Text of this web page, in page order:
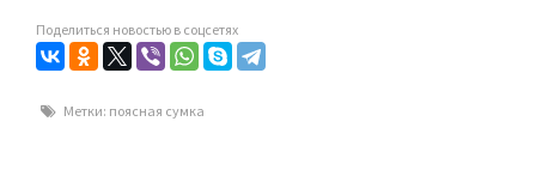
Поделиться новостью в соцсетях
Метки: поясная сумка